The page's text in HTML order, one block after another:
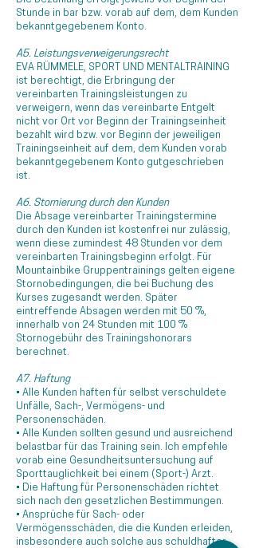
Stunde in bar bzw. vorab auf dem, dem Kunden
bekanntgegebenem Konto.
A5. Leistungsverweigerungsrecht
EVA RÜMMELE, SPORT UND MENTALTRAINING
ist berechtigt, die Erbringung der
vereinbarten Trainingsleistungen zu
verweigern, wenn das vereinbarte Entgelt
nicht vor Ort vor Beginn der Trainingseinheit
bezahlt wird bzw. vor Beginn der jeweiligen
Trainingseinheit auf dem, dem Kunden vorab
bekanntgegebenem Konto gutgeschrieben
ist.
A6. Stornierung durch den Kunden
Die Absage vereinbarter Trainingstermine
durch den Kunden ist kostenfrei nur zulässig,
wenn diese zumindest 48 Stunden vor dem
vereinbarten Trainingsbeginn erfolgt. Für
Mountainbike Gruppentrainings gelten eigene
Stornobedingungen, die bei Buchung des
Kurses zugesandt werden. Später
eintreffende Absagen werden mit 50 %,
innerhalb von 24 Stunden mit 100 %
Stornogebühr des Trainingshonorars
berechnet.
A7. Haftung
• Alle Kunden haften für selbst verschuldete
Unfälle, Sach-, Vermögens- und
Personenschäden.
• Alle Kunden sollten gesund und ausreichend
belastbar für das Training sein. Ich empfehle
vorab eine Gesundheitsuntersuchung auf
Sporttauglichkeit bei einem (Sport-) Arzt.
• Die Haftung für Personenschäden richtet
sich nach den gesetzlichen Bestimmungen.
• Ansprüche für Sach- oder
Vermögensschäden, die die Kunden erleiden,
insbesondere auch solche aus schuldhafter